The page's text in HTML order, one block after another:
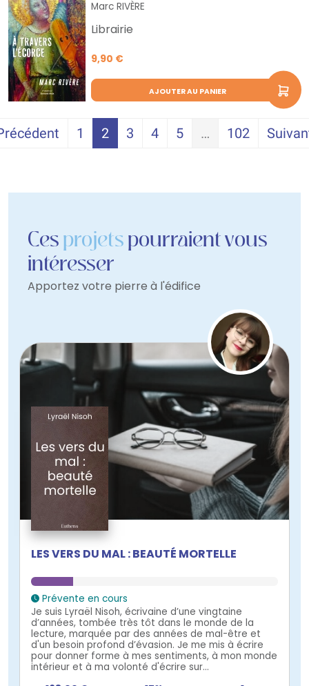
Marc RIVÈRE
Librairie
9,90 €
AJOUTER AU PANIER
1 2 3 4 5 … 102
Cesprojetspourraient vous
intéresser
Apportez votre pierre à l'édifice
LES VERS DU MAL : BEAUTÉ MORTELLE
Prévente en cours
Je suis Lyraël Nisoh, écrivaine d’une vingtaine
d’années, tombée très tôt dans le monde de la
lecture, marquée par des années de mal-être et
d'un besoin profond d’évasion. Je me mis à écrire
pour donner forme à mes sentiments, à mon monde
intérieur et à ma volonté d'écrire sur...